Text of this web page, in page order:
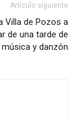
Artículo siguiente
Villa de Pozos a
de una tarde de
música y danzón